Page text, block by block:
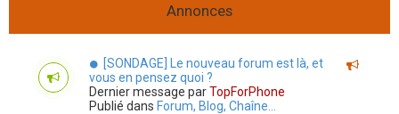
Annonces
[SONDAGE] Le nouveau forum est là, et
vous en pensez quoi ?
Dernier message parTopForPhone
Publié dans Forum, Blog, Chaîne...